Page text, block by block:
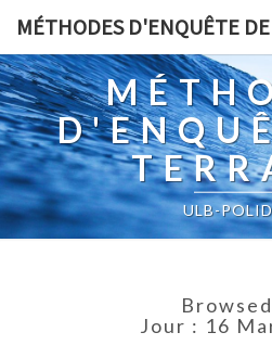
MÉTHODES D'ENQUÊTE
ULB-
Jour : 16